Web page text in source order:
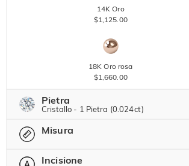
14K Oro
$1,125.00
18K Oro rosa
$1,660.00
Pietra
Cristallo - 1 Pietra (0.024ct)
Pietra preziosa di Jeulia
Misura
Incisione